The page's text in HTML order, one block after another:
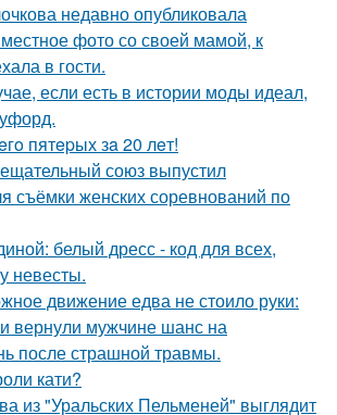
недавно опубликовала
фото со своей мамой, к
в гости.
если есть в истории моды идеал,
пятepых зa 20 лeт!
союз выпустил
съёмки женских соревнований по
белый дресс - код для всех,
невесты.
движение едва не стоило руки:
вернули мужчине шанс на
после страшной травмы.
кати?
из "Уральских Пельменей" выглядит